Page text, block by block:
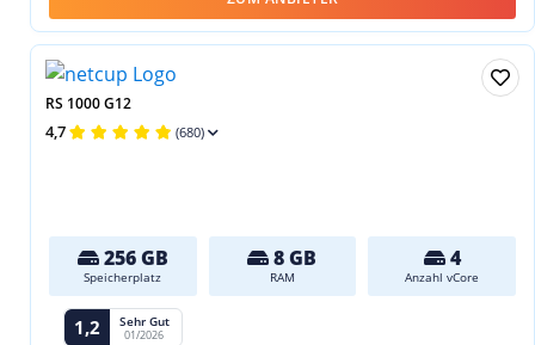
RS 1000 G12
4,7 (680)
256 GB
Speicherplatz
8 GB
RAM
4
Anzahl vCore
1,2 Sehr Gut
01/2026